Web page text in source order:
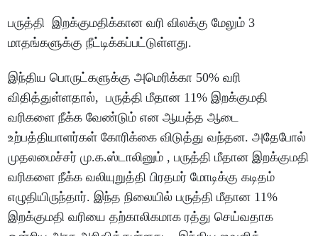
பருத்தி இறக்குமதிக்கான வரி விலக்கு மேலும் 3
மாதங்களுக்கு நீட்டிக்கப்பட்டுள்ளது.
இந்திய பொருட்களுக்கு அமெரிக்கா 50% வரி
விதித்துள்ளதால், பருத்தி மீதான 11% இறக்குமதி
வரிகளை நீக்க வேண்டும் என ஆயத்த ஆடை
உற்பத்தியாளர்கள் கோரிக்கை விடுத்து வந்தன. அதேபோல்
முதலமைச்சர் மு.க.ஸ்டாலினும் , பருத்தி மீதான இறக்குமதி
வரிகளை நீக்க வலியுறுத்தி பிரதமர் மோடிக்கு கடிதம்
எழுதியிருந்தார். இந்த நிலையில் பருத்தி மீதான 11%
இறக்குமதி வரியை தற்காலிகமாக ரத்து செய்வதாக